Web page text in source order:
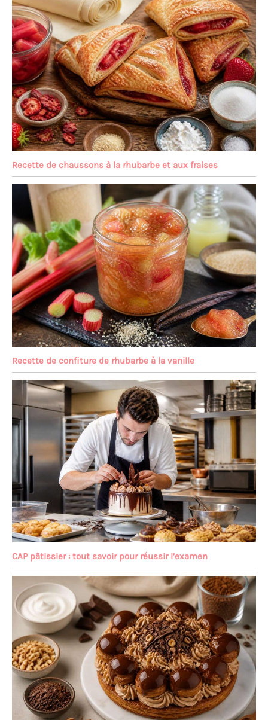
Recette de chaussons à la rhubarbe et aux fraises
Recette de confiture de rhubarbe à la vanille
CAP pâtissier : tout savoir pour réussir l’examen